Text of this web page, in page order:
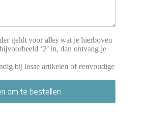
geldt voor alles wat je hierboven
‘2’ in, dan ontvang je
bij losse artikelen of eenvoudige
om te bestellen